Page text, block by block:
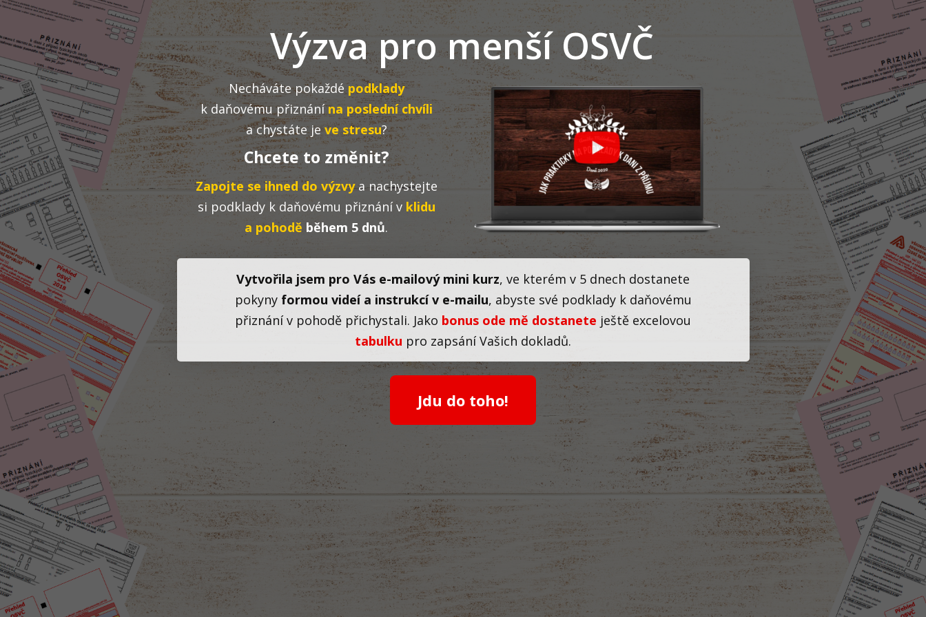
Výzva pro menší OSVČ
Necháváte pokaždépodklady
kdaňovému přiznánína poslední chvíli
a chystáte jeve stresu?
Chcete to změnit?
Zapojte se ihned do výzvya nachystejte
si podklady k daňovému přiznání v klidu
a pohodě během 5 dnů.
Vytvořila jsem pro Vás e-mailový mini kurz, ve kterém v 5 dnech dostanete
pokyny formou videí a instrukcí v e-mailu, abyste své podklady k daňovému
přiznání v pohodě přichystali. Jako bonus ode mě dostanete ještě excelovou
tabulku pro zapsání Vašich dokladů.
Jdu do toho!